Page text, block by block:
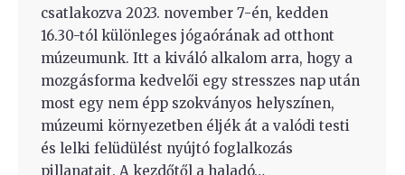
csatlakozva 2023. november 7-én, kedden
16.30-tól különleges jógaórának ad otthont
múzeumunk. Itt a kiváló alkalom arra, hogy a
mozgásforma kedvelői egy stresszes nap után
most egy nem épp szokványos helyszínen,
múzeumi környezetben éljék át a valódi testi
és lelki felüdülést nyújtó foglalkozás
pillanatait. A kezdőtől a haladó…